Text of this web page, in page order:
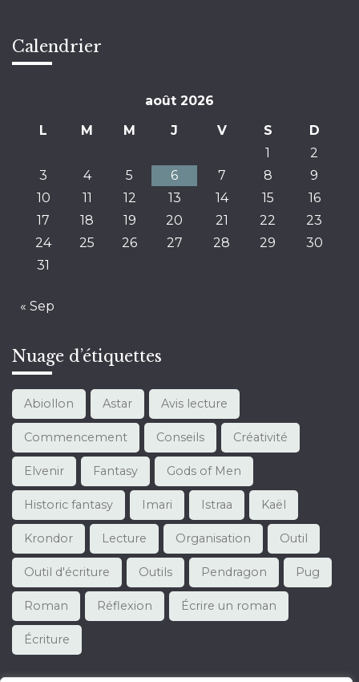
Calendrier
août 2026
L
M M J V S
D
1
2
3
4 5 6 7 8
9
10
11 12 13 14 15
16
17
18 19 20 21 22
23
24
25 26 27 28 29
30
31
« Sep
Nuage d’étiquettes
Abiollon Astar Avis lecture
Commencement Conseils Créativité
Elvenir Fantasy Gods of Men
Historic fantasy Imari Istraa Kaël
Krondor Lecture Organisation Outil
Outil d'écriture Outils Pendragon Pug
Roman Réflexion Écrire un roman
Écriture